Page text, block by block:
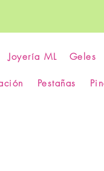
Joyería ML Geles
Pestañas